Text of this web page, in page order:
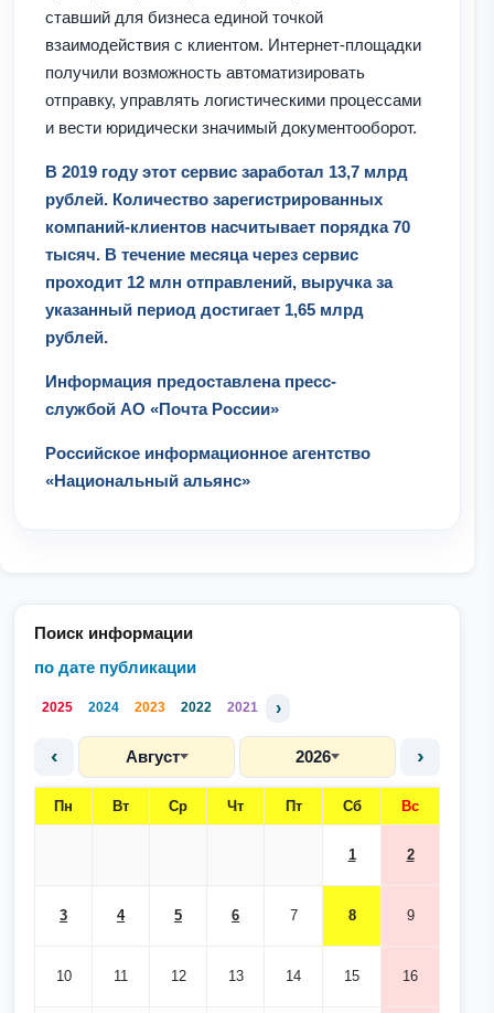
Поиск информации
по дате публикации
2025 2024 2023 2022 2021 ›
‹ Август 2026 ›
Пн Вт Ср Чт Пт Сб Вс
1 2
3 4 5 6 7 8 9
10 11 12 13 14 15 16
ставший для бизнеса единой точкой
взаимодействия с клиентом. Интернет-площадки
получили возможность автоматизировать
отправку, управлять логистическими процессами
и вести юридически значимый документооборот.
В 2019 году этот сервис заработал 13,7 млрд
рублей. Количество зарегистрированных
компаний-клиентов насчитывает порядка 70
тысяч. В течение месяца через сервис
проходит 12 млн отправлений, выручка за
указанный период достигает 1,65 млрд
рублей.
Информация предоставлена пресс-
службой АО «Почта России»
Российское информационное агентство
«Национальный альянс»